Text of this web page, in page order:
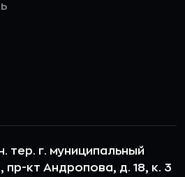
тер. г. муниципальный
пр-кт Андропова, д. 18, к. 3